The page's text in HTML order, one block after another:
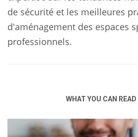
de sécurité et les meilleures
d'aménagement des espaces
professionnels.
WHAT YOU CAN